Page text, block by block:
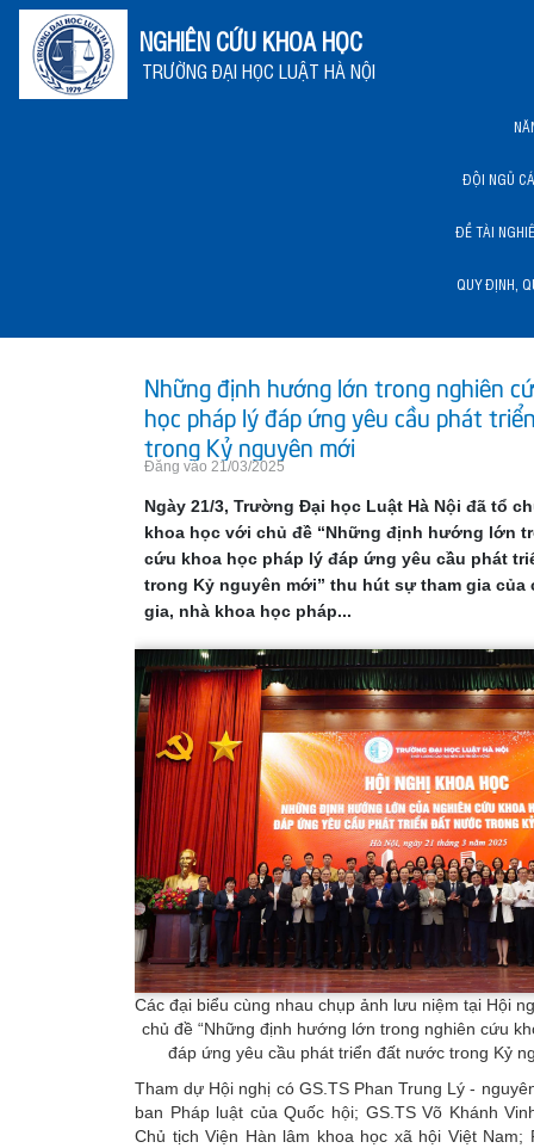
NGHIÊN CỨU KHOA HỌC
TRƯỜNG ĐẠI HỌC LUẬT HÀ NỘI
ĐỘI NGŨ
ĐỀ TÀI
QUY ĐỊNH,
Những định hướng lớn trong nghiên
học pháp lý đáp ứng yêu cầu phát
trong Kỷ nguyên mới
Đăng vào 21/03/2025
Ngày 21/3, Trường Đại học Luật Hà Nội đã tổ
khoa học với chủ đề “Những định hướng lớn
cứu khoa học pháp lý đáp ứng yêu cầu phát
trong Kỷ nguyên mới” thu hút sự tham gia của
gia, nhà khoa học pháp...
Các đại biểu cùng nhau chụp ảnh lưu niệm tại Hội
chủ đề “Những định hướng lớn trong nghiên cứu
đáp ứng yêu cầu phát triển đất nước trong Kỷ
Tham dự Hội nghị có GS.TS Phan Trung Lý -
ban Pháp luật của Quốc hội; GS.TS Võ Khánh
Chủ tịch Viện Hàn lâm khoa học xã hội Việt Nam;